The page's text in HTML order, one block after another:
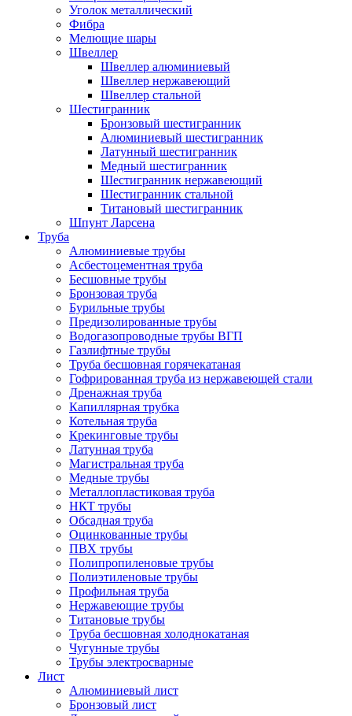
Уголок металлический
Фибра
Мелющие шары
Швеллер
Швеллер алюминиевый
Швеллер нержавеющий
Швеллер стальной
Шестигранник
Бронзовый шестигранник
Алюминиевый шестигранник
Латунный шестигранник
Медный шестигранник
Шестигранник нержавеющий
Шестигранник стальной
Титановый шестигранник
Шпунт Ларсена
Труба
Алюминиевые трубы
Асбестоцементная труба
Бесшовные трубы
Бронзовая труба
Бурильные трубы
Предизолированные трубы
Водогазопроводные трубы ВГП
Газлифтные трубы
Труба бесшовная горячекатаная
Гофрированная труба из нержавеющей стали
Дренажная труба
Капиллярная трубка
Котельная труба
Крекинговые трубы
Латунная труба
Магистральная труба
Медные трубы
Металлопластиковая труба
НКТ трубы
Обсадная труба
Оцинкованные трубы
ПВХ трубы
Полипропиленовые трубы
Полиэтиленовые трубы
Профильная труба
Нержавеющие трубы
Титановые трубы
Труба бесшовная холоднокатаная
Чугунные трубы
Трубы электросварные
Лист
Алюминиевый лист
Бронзовый лист